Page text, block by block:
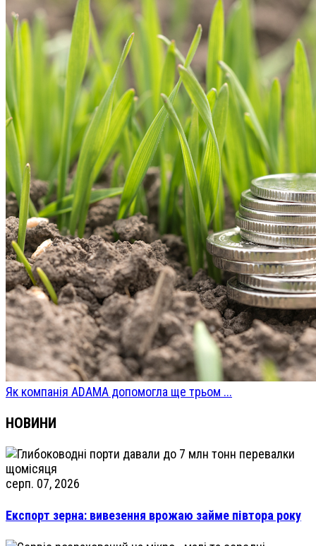
Як компанія ADAMA допомогла ще трьом ...
НОВИНИ
серп. 07, 2026
Експорт зерна: вивезення врожаю займе півтора року